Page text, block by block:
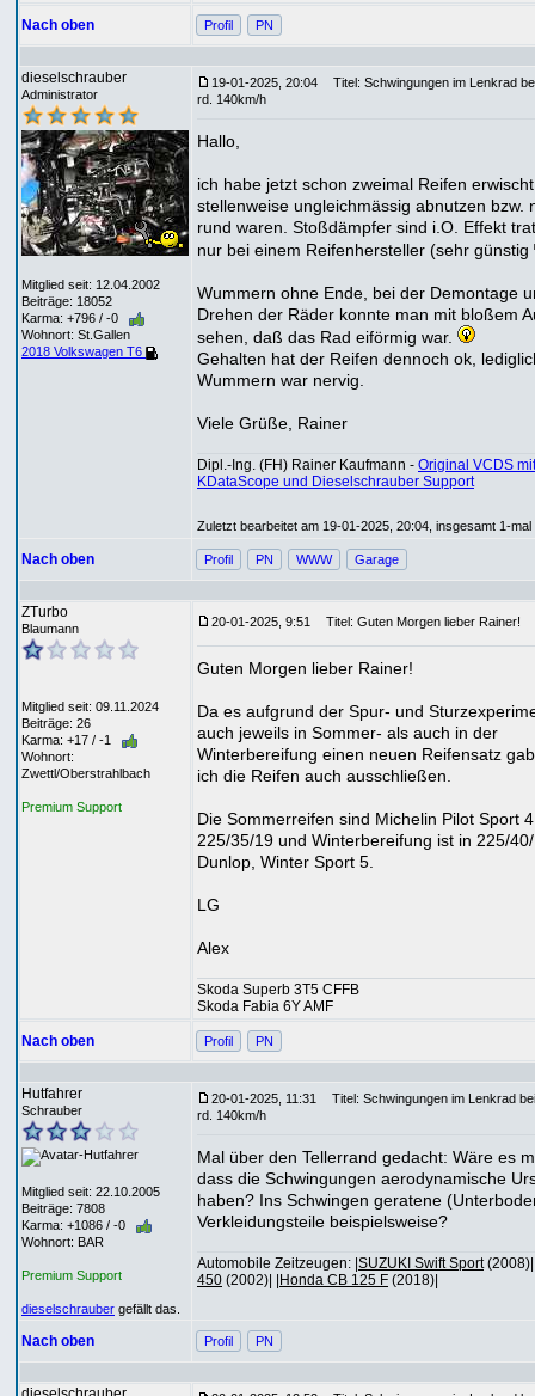
Nach oben Profil PN
dieselschrauber
Administrator
Mitglied seit: 12.04.2002
Beiträge: 18052
Karma: +796 / -0
Wohnort: St.Gallen
2018 Volkswagen T6
19-01-2025, 20:04
Titel: Schwingungen im Lenkrad
rd. 140km/h
Hallo,
ich habe jetzt schon zweimal Reifen
stellenweise ungleichmässig abnutzen bzw.
rund waren. Stoßdämpfer sind i.O. Effekt
nur bei einem Reifenhersteller (sehr günstig
Wummern ohne Ende, bei der Demontage
Drehen der Räder konnte man mit bloßem
sehen, daß das Rad eiförmig war.
Gehalten hat der Reifen dennoch ok,
Wummern war nervig.
Viele Grüße, Rainer
Dipl.-Ing. (FH) Rainer Kaufmann - Original VCDS
KDataScope und Dieselschrauber Support
Zuletzt bearbeitet am 19-01-2025, 20:04, insgesamt 1-mal
Nach oben Profil PN WWW Garage
ZTurbo
Blaumann
Mitglied seit: 09.11.2024
Beiträge: 26
Karma: +17 / -1
Wohnort:
Zwettl/Oberstrahlbach
Premium Support
20-01-2025, 9:51 Titel: Guten Morgen lieber Rainer!
Guten Morgen lieber Rainer!
Da es aufgrund der Spur- und
auch jeweils in Sommer- als auch in der
Winterbereifung einen neuen Reifensatz
ich die Reifen auch ausschließen.
Die Sommerreifen sind Michelin Pilot Sport
225/35/19 und Winterbereifung ist in 225/
Dunlop, Winter Sport 5.
LG
Alex
Skoda Superb 3T5 CFFB
Skoda Fabia 6Y AMF
Nach oben Profil PN
Hutfahrer
Schrauber
Mitglied seit: 22.10.2005
Beiträge: 7808
Karma: +1086 / -0
Wohnort: BAR
Premium Support
dieselschrauber gefällt das.
20-01-2025, 11:31
Titel: Schwingungen im Lenkrad bei
rd. 140km/h
Mal über den Tellerrand gedacht: Wäre es
dass die Schwingungen aerodynamische
haben? Ins Schwingen geratene
Verkleidungsteile beispielsweise?
Automobile Zeitzeugen: | SUZUKI Swift Sport(2008)|
450 (2002)| | Honda CB 125 F (2018)|
Nach oben Profil PN